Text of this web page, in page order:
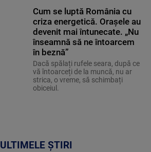
Cum se luptă România cu
criza energetică. Orașele au
devenit mai întunecate. „Nu
înseamnă să ne întoarcem
în beznă”
Dacă spălați rufele seara, după ce
vă întoarceți de la muncă, nu ar
strica, o vreme, să schimbați
obiceiul.
ULTIMELE ȘTIRI